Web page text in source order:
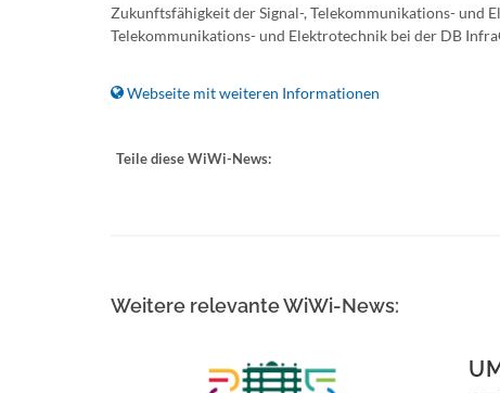
Zukunftsfähigkeit der Signal-, Telekommunikations- und
Telekommunikations- und Elektrotechnik bei der DB
Webseite mit weiteren Informationen
Teile diese WiWi-News:
Weitere relevante WiWi-News: